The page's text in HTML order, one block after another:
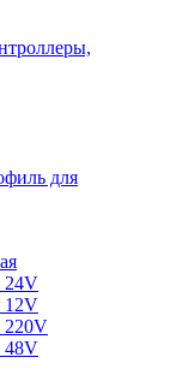
для
24V
12V
220V
48V